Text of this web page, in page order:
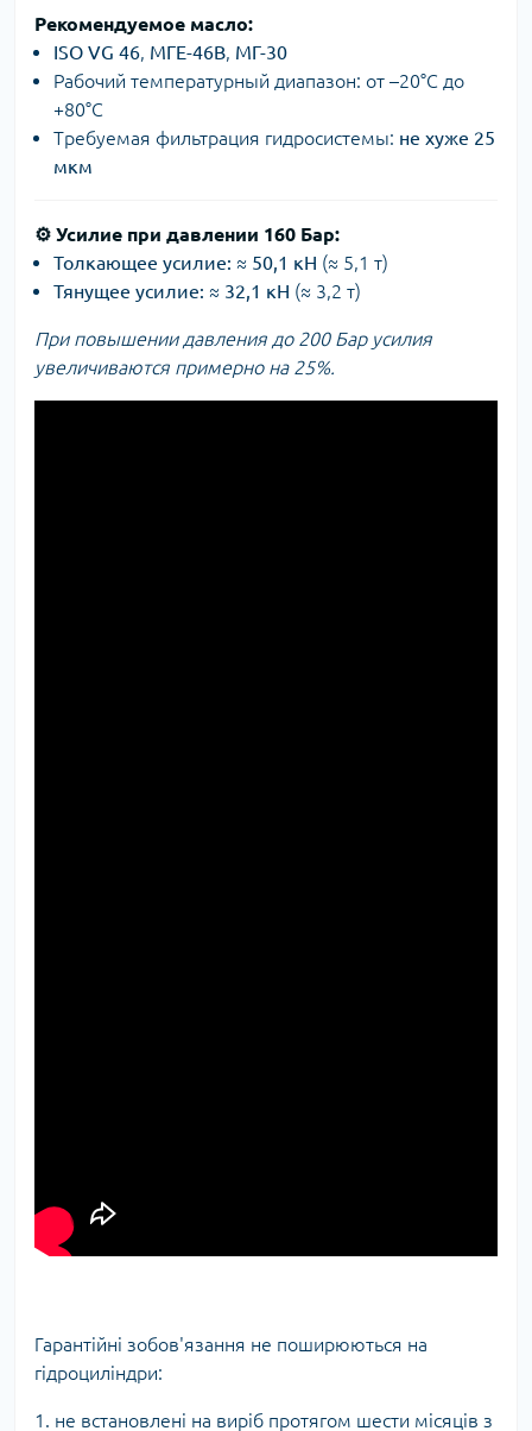
Рекомендуемое масло:
ISO VG 46, МГЕ-46В, МГ-30
Рабочий температурный диапазон: от –20°C до
+80°C
Требуемая фильтрация гидросистемы: не хуже 25
мкм
⚙️ Усилие при давлении 160 Бар:
Толкающее усилие: ≈ 50,1 кН (≈ 5,1 т)
Тянущее усилие: ≈ 32,1 кН (≈ 3,2 т)
При повышении давления до 200 Бар усилия
увеличиваются примерно на 25%.
Гарантійні зобов'язання не поширюються на
гідроциліндри:
1. не встановлені на виріб протягом шести місяців з